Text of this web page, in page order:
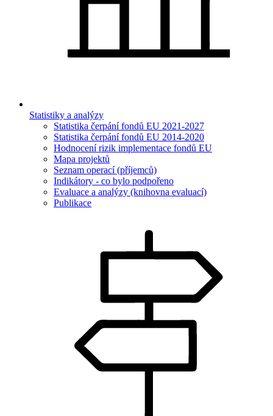
Statistiky a analýzy
Statistika čerpání fondů EU 2021-2027
Statistika čerpání fondů EU 2014-2020
Hodnocení rizik implementace fondů EU
Mapa projektů
Seznam operací (příjemců)
Indikátory - co bylo podpořeno
Evaluace a analýzy (knihovna evaluací)
Publikace